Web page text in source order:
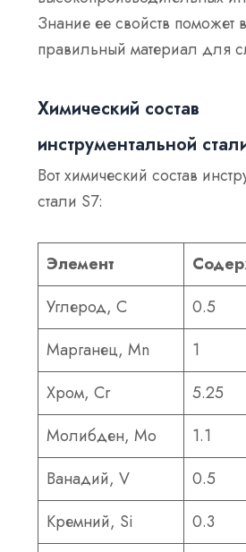
Знание ее свойств поможет
правильный материал для
Химический состав
инструментальной
Вот химический состав
стали S7:
Элемент
Углерод, С
0.5
Марганец, Mn
1
Хром, Cr
5.25
Молибден, Mo
1.1
Ванадий, V
0.5
Кремний, Si
0.3